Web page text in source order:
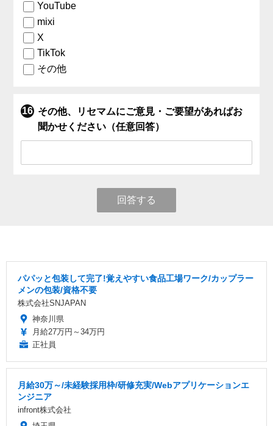
YouTube
mixi
X
TikTok
その他
その他、リセマムにご意見・ご要望があればお
聞かせください（任意回答）
回答する
パパッと包装して完了!覚えやすい食品工場ワーク/カップラー
メンの包装/資格不要
株式会社SNJAPAN
神奈川県
月給27万円～34万円
正社員
月給30万～/未経験採用枠/研修充実/Webアプリケーションエ
ンジニア
infront株式会社